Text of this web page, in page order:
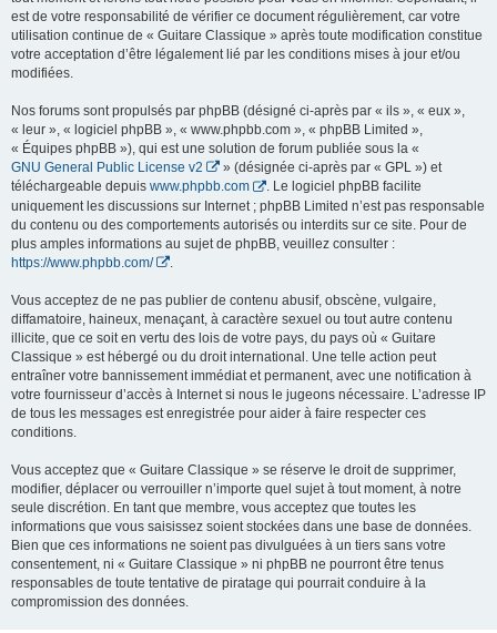
est de votre responsabilité de vérifier ce document régulièrement, car votre
utilisation continue de « Guitare Classique » après toute modification constitue
votre acceptation d’être légalement lié par les conditions mises à jour et/ou
modifiées.
Nos forums sont propulsés par phpBB (désigné ci-après par « ils », « eux »,
« leur », « logiciel phpBB », « www.phpbb.com », « phpBB Limited »,
« Équipes phpBB »), qui est une solution de forum publiée sous la «
GNU General Public License v2
» (désignée ci-après par « GPL ») et
téléchargeable depuis www.phpbb.com
. Le logiciel phpBB facilite
uniquement les discussions sur Internet ; phpBB Limited n’est pas responsable
du contenu ou des comportements autorisés ou interdits sur ce site. Pour de
plus amples informations au sujet de phpBB, veuillez consulter :
https://www.phpbb.com/
Vous acceptez de ne pas publier de contenu abusif, obscène, vulgaire,
diffamatoire, haineux, menaçant, à caractère sexuel ou tout autre contenu
illicite, que ce soit en vertu des lois de votre pays, du pays où « Guitare
Classique » est hébergé ou du droit international. Une telle action peut
entraîner votre bannissement immédiat et permanent, avec une notification à
votre fournisseur d’accès à Internet si nous le jugeons nécessaire. L’adresse IP
de tous les messages est enregistrée pour aider à faire respecter ces
conditions.
Vous acceptez que « Guitare Classique » se réserve le droit de supprimer,
modifier, déplacer ou verrouiller n’importe quel sujet à tout moment, à notre
seule discrétion. En tant que membre, vous acceptez que toutes les
informations que vous saisissez soient stockées dans une base de données.
Bien que ces informations ne soient pas divulguées à un tiers sans votre
consentement, ni « Guitare Classique » ni phpBB ne pourront être tenus
responsables de toute tentative de piratage qui pourrait conduire à la
compromission des données.